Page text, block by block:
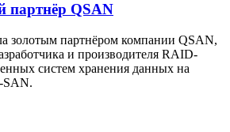
партнёр QSAN
золотым партнёром компании QSAN,
и производителя RAID-
систем хранения данных на
SAN.